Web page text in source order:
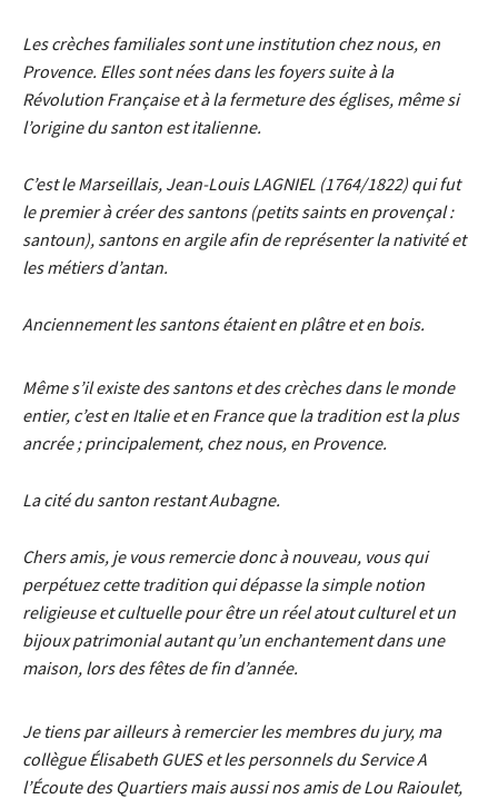
Les crèches familiales sont une institution chez nous, en
Provence. Elles sont nées dans les foyers suite à la
Révolution Française et à la fermeture des églises, même si
l’origine du santon est italienne.
C’est le Marseillais, Jean-Louis LAGNIEL (1764/1822) qui fut
le premier à créer des santons (petits saints en provençal :
santoun), santons en argile afin de représenter la nativité et
les métiers d’antan.
Anciennement les santons étaient en plâtre et en bois.
Même s’il existe des santons et des crèches dans le monde
entier, c’est en Italie et en France que la tradition est la plus
ancrée ; principalement, chez nous, en Provence.
La cité du santon restant Aubagne.
Chers amis, je vous remercie donc à nouveau, vous qui
perpétuez cette tradition qui dépasse la simple notion
religieuse et cultuelle pour être un réel atout culturel et un
bijoux patrimonial autant qu’un enchantement dans une
maison, lors des fêtes de fin d’année.
Je tiens par ailleurs à remercier les membres du jury, ma
collègue Élisabeth GUES et les personnels du Service A
l’Écoute des Quartiers mais aussi nos amis de Lou Raioulet,